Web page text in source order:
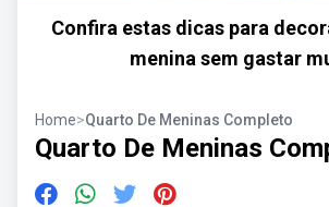
Confira estas dicas para
menina sem gastar
Home>Quarto De Meninas Completo
Quarto De Meninas